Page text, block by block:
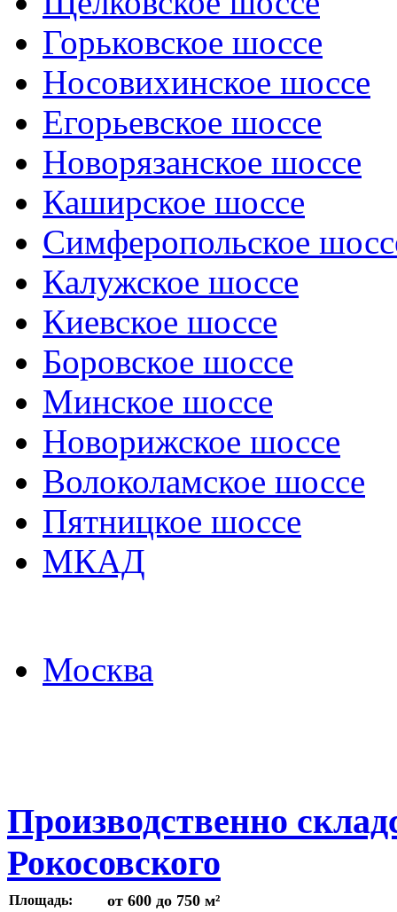
Горьковское шоссе
Носовихинское шоссе
Егорьевское шоссе
Новорязанское шоссе
Каширское шоссе
Симферопольское
Калужское шоссе
Киевское шоссе
Боровское шоссе
Минское шоссе
Новорижское шоссе
Волоколамское шоссе
Пятницкое шоссе
МКАД
Москва
Производственно
Рокосовского
Площадь: от 600 до 750 м²